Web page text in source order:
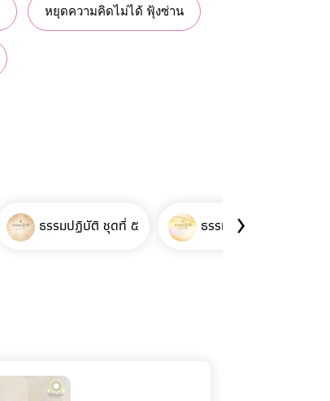
หยุดความคิดไม่ได้ ฟุ้งซ่าน
ธรรมปฏิบัติ ชุดที่ ๕ ธรรมปฏิบัติ ชุดที่ ๖
›